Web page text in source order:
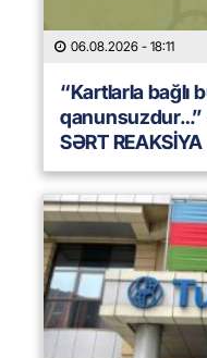
06.08.2026 - 18:11
“Kartlarla bağlı
qanunsuzdur…”
SƏRT REAKSİYA